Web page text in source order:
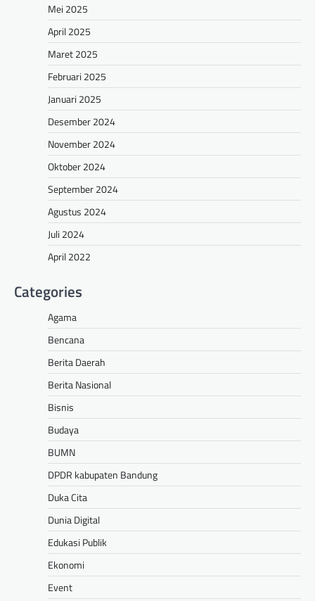
Mei 2025
April 2025
Maret 2025
Februari 2025
Januari 2025
Desember 2024
November 2024
Oktober 2024
September 2024
Agustus 2024
Juli 2024
April 2022
Categories
Agama
Bencana
Berita Daerah
Berita Nasional
Bisnis
Budaya
BUMN
DPDR kabupaten Bandung
Duka Cita
Dunia Digital
Edukasi Publik
Ekonomi
Event